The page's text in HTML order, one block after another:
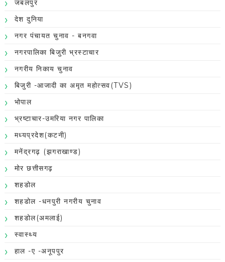
जबलपुर
देश दुनिया
नगर पंचायत चुनाव - बनगवा
नगरपालिका बिजुरी भ्रस्टाचार
नगरीय निकाय चुनाव
बिजुरी -आजादी का अमृत महोत्सव(TVS)
भोपाल
भ्रष्टाचार-उमरिया नगर पालिका
मध्यप्रदेश(कटनी)
मनेंद्रगढ़ (झगराखाण्ड)
मोर छत्तीसगढ़
शहडोल
शहडोल -धनपुरी नगरीय चुनाव
शहडोल(अमलाई)
स्वास्थ्य
हाल -ए -अनूपपुर